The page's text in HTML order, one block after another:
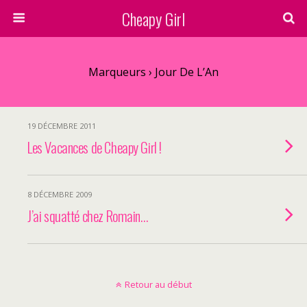
Cheapy Girl
Marqueurs › Jour De L’An
19 DÉCEMBRE 2011
Les Vacances de Cheapy Girl !
8 DÉCEMBRE 2009
J’ai squatté chez Romain…
Retour au début